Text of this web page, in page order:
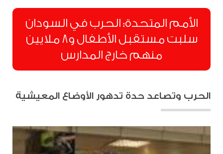
الأمم المتحدة: الحرب في السودان
سلبت مستقبل الأطفال و8 ملايين
منهم خارج المدارس
الحرب وتصاعد حدة تدهور الأوضاع المعيشية